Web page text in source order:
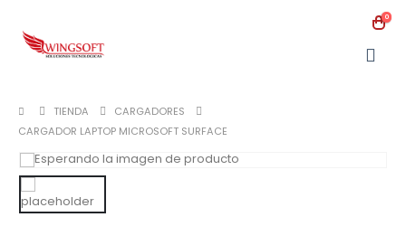
0
TIENDA
CARGADORES
CARGADOR LAPTOP MICROSOFT SURFACE